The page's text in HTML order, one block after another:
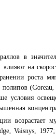
в
на
роста
полипов
условия
возрастает
Vaisnys,